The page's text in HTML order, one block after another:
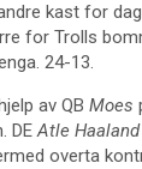
kast for
for Trolls
24-13.
av QB Moes
DEAtle Haaland
overta